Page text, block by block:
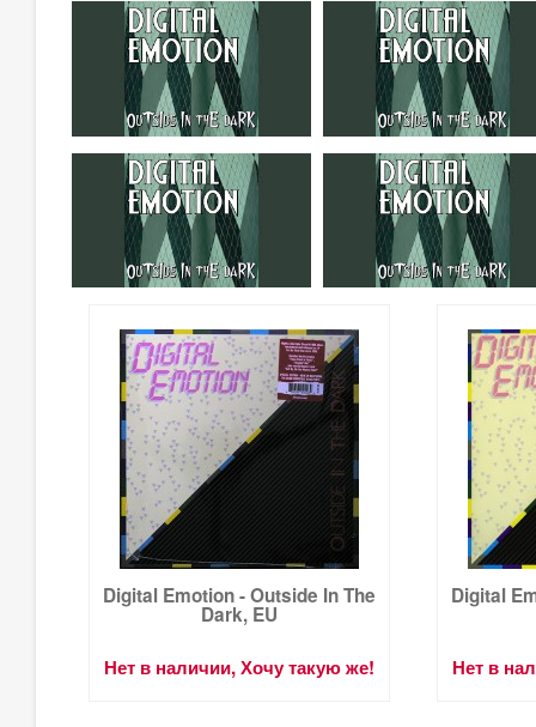
Digital Emotion - Outside In The
Dark, EU
Нет в наличии, Хочу такую же!
Digital
Нет в